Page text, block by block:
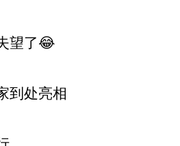
望了😂
到处亮相